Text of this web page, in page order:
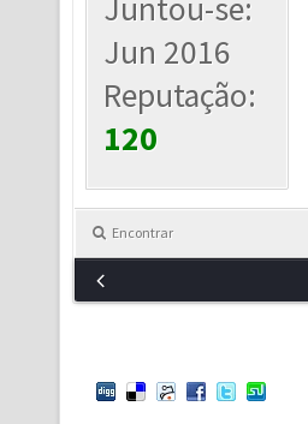
Juntou-se:
Jun 2016
Reputação:
120
Encontrar